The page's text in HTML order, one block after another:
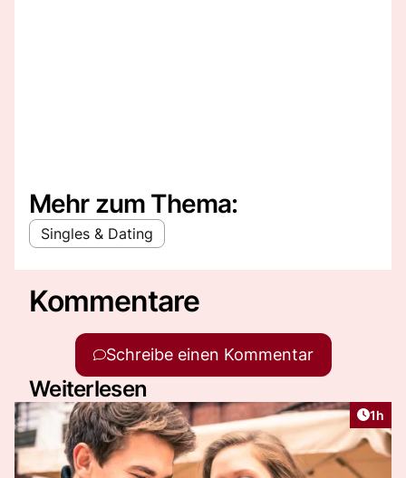
Mehr zum Thema:
Singles & Dating
Kommentare
Schreibe einen Kommentar
Weiterlesen
1h